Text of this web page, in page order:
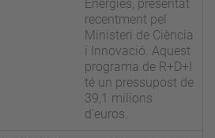
Energies, presentat
recentment pel
Ministeri de Ciència
i Innovació. Aquest
programa de R+D+I
té un pressupost de
39,1 milions
d’euros.